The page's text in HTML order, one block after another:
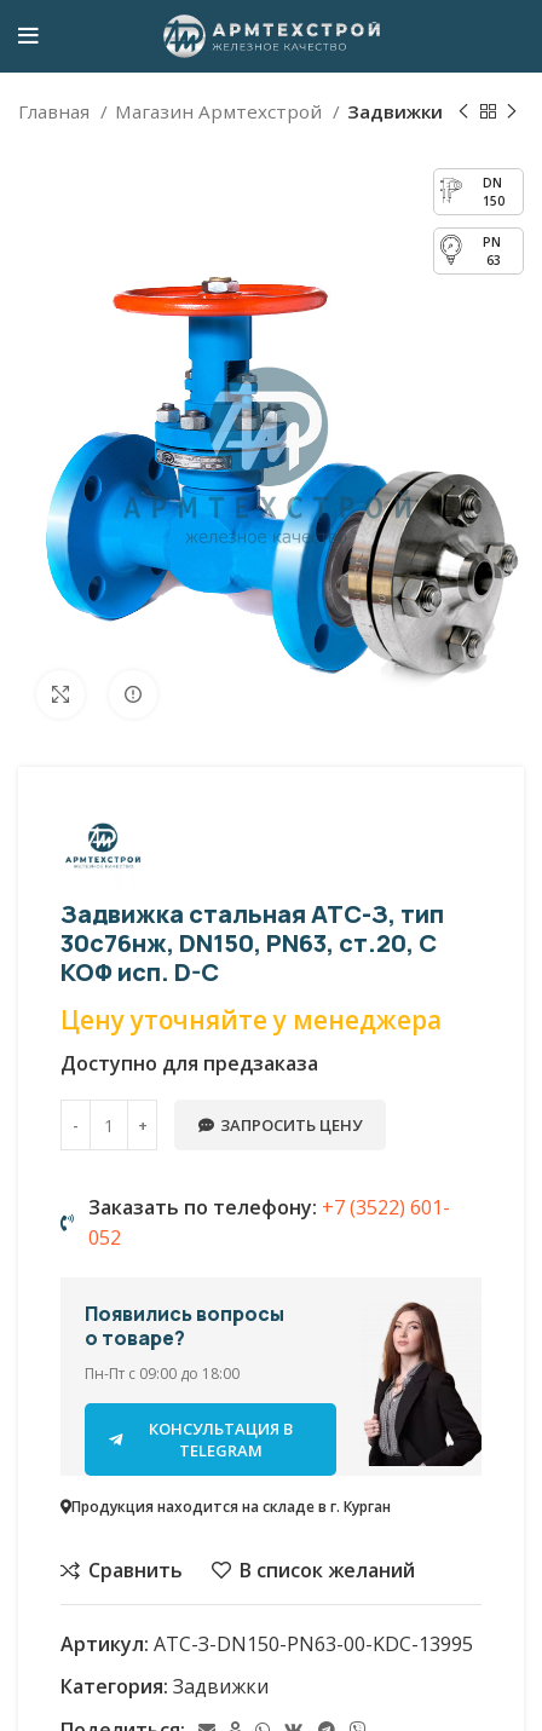
Главная Магазин Армтехстрой Задвижки
150
63
Увеличить
Задвижка стальная АТС-З, тип
30с76нж, DN150, PN63, ст.20, С
КОФ исп. D-C
Цену уточняйте у менеджера
Доступно для предзаказа
ЗАПРОСИТЬ ЦЕНУ
Заказать по телефону: +7 (3522) 601-
052
Появились вопросы
о товаре?
Пн-Пт с 09:00 до 18:00
КОНСУЛЬТАЦИЯ В
TELEGRAM
Продукция находится на складе в г. Курган
Сравнить В список желаний
Артикул: АТС-З-DN150-PN63-00-KDC-13995
Категория: Задвижки